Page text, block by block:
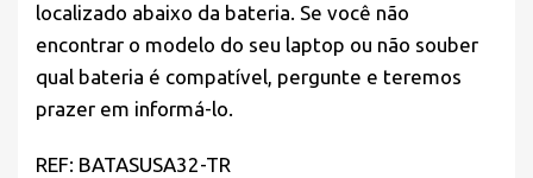
localizado abaixo da bateria. Se você não
encontrar o modelo do seu laptop ou não souber
qual bateria é compatível, pergunte e teremos
prazer em informá-lo.
REF: BATASUSA32-TR